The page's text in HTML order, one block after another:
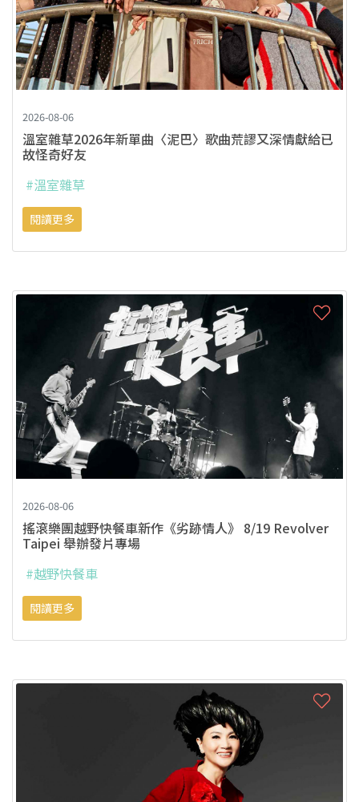
2026-08-06
溫室雜草2026年新單曲〈泥巴〉歌曲荒謬又深情獻給已
故怪奇好友
#溫室雜草
閱讀更多
2026-08-06
搖滾樂團越野快餐車新作《劣跡情人》 8/19 Revolver
Taipei 舉辦發片專場
#越野快餐車
閱讀更多